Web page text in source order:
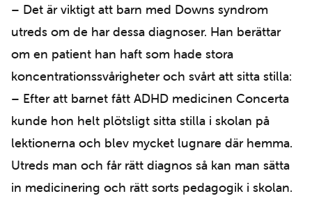
– Det är viktigt att barn med Downs syndrom
utreds om de har dessa diagnoser. Han berättar
om en patient han haft som hade stora
koncentrationssvårigheter och svårt att sitta stilla:
– Efter att barnet fått ADHD medicinen Concerta
kunde hon helt plötsligt sitta stilla i skolan på
lektionerna och blev mycket lugnare där hemma.
Utreds man och får rätt diagnos så kan man sätta
in medicinering och rätt sorts pedagogik i skolan.